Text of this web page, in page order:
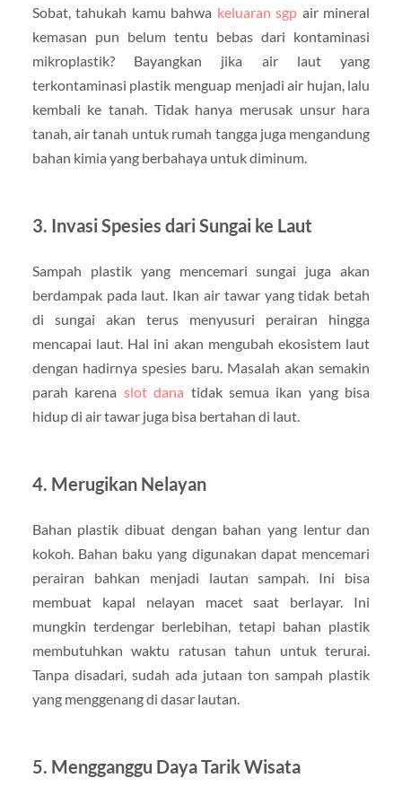
Sobat, tahukah kamu bahwa keluaran sgp air mineral
kemasan pun belum tentu bebas dari kontaminasi
mikroplastik? Bayangkan jika air laut yang
terkontaminasi plastik menguap menjadi air hujan, lalu
kembali ke tanah. Tidak hanya merusak unsur hara
tanah, air tanah untuk rumah tangga juga mengandung
bahan kimia yang berbahaya untuk diminum.
3. Invasi Spesies dari Sungai ke Laut
Sampah plastik yang mencemari sungai juga akan
berdampak pada laut. Ikan air tawar yang tidak betah
di sungai akan terus menyusuri perairan hingga
mencapai laut. Hal ini akan mengubah ekosistem laut
dengan hadirnya spesies baru. Masalah akan semakin
parah karena slot dana tidak semua ikan yang bisa
hidup di air tawar juga bisa bertahan di laut.
4. Merugikan Nelayan
Bahan plastik dibuat dengan bahan yang lentur dan
kokoh. Bahan baku yang digunakan dapat mencemari
perairan bahkan menjadi lautan sampah. Ini bisa
membuat kapal nelayan macet saat berlayar. Ini
mungkin terdengar berlebihan, tetapi bahan plastik
membutuhkan waktu ratusan tahun untuk terurai.
Tanpa disadari, sudah ada jutaan ton sampah plastik
yang menggenang di dasar lautan.
5. Mengganggu Daya Tarik Wisata